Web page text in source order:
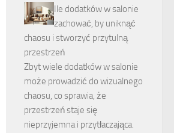
Ile dodatków w salonie
zachować, by uniknąć
chaosu i stworzyć przytulną
przestrzeń
Zbyt wiele dodatków w salonie
może prowadzić do wizualnego
chaosu, co sprawia, że
przestrzeń staje się
nieprzyjemna i przytłaczająca.